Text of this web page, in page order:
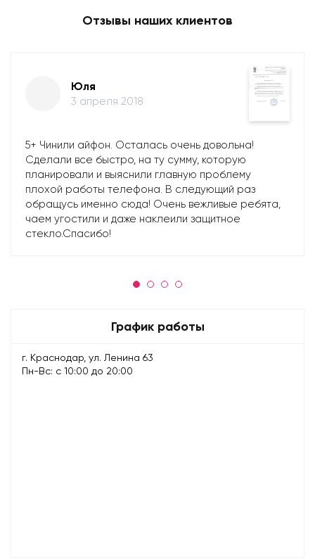
Отзывы наших клиентов
Юля
3 апреля 2018
5+ Чинили айфон. Осталась очень довольна!
Сделали все быстро, на ту сумму, которую
планировали и выяснили главную проблему
плохой работы телефона. В следующий раз
обращусь именно сюда! Очень вежливые ребята,
чаем угостили и даже наклеили защитное
стекло.Спасибо!
График работы
г. Краснодар, ул. Ленина 63
Пн-Вс: с 10:00 до 20:00